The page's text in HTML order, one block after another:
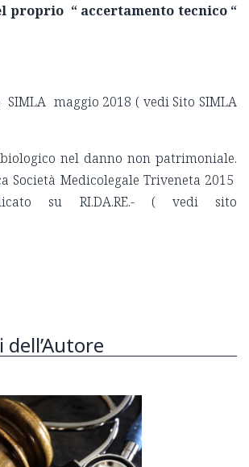
proprio “ accertamento tecnico “
SIMLA maggio 2018 ( vedi Sito SIMLA
nel danno non patrimoniale.
Società Medicolegale Triveneta 2015
su RI.DA.RE.- ( vedi sito